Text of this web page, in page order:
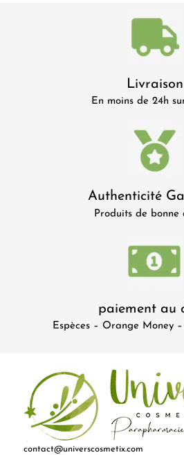
Livraison
En moins de 24h
Authenticité
Produits de bonne
paiement au
Espèces – Orange Money
contact@universcosmetix.com